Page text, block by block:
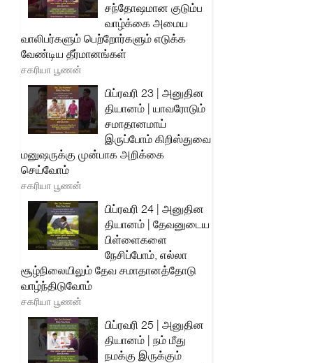
சந்தோஷமான குடும்ப
வாழ்க்கை அமைய
வாலிபர்களும் பெற்றோர்களும் எடுக்க
வேண்டிய தீர்மானங்கள்
சகரியா பூணன்
பிப்ரவரி 23 | அனுதின
தியானம் | யாவரோடும்
சமாதானமாய்
இருப்போம் கிறிஸ்துவை
மனுஷருக்கு முன்பாக அறிக்கை
செய்வோம்
சகரியா பூணன்
பிப்ரவரி 24 | அனுதின
தியானம் | தேவனுடைய
பிள்ளைகளை
நேசிப்போம், எல்லா
சூழ்நிலையிலும் தேவ சமாதானத்தோடு
வாழ்ந்திடுவோம்
சகரியா பூணன்
பிப்ரவரி 25 | அனுதின
தியானம் | நம் மீது
நமக்கு இருக்கும்